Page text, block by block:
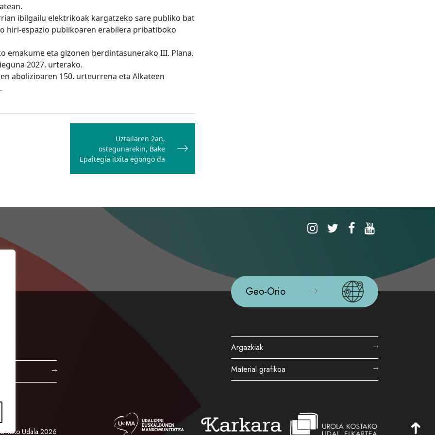
ibilgailu elektrikoak kargatzeko sare publiko bat
hiri-espazio publikoaren erabilera pribatiboko
emakume eta gizonen berdintasunerako III. Plana.
2027. urterako.
abolizioaren 150. urteurrena eta Alkateen
Uztailaren 2an,
ostegunarekin, Bake
Epaitegia itxita egongo da
Geo-Orio
Argazkiak
Material grafikoa
Udala 2026